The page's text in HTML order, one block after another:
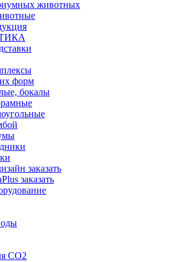
животных
форм
бокалы
заказать
заказать
CO2